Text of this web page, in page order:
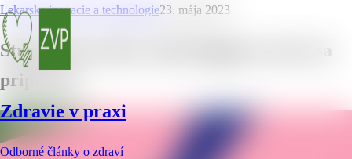
Zdravie v praxi
Odborné články o zdraví
Lekarske inovacie a technologie23. mája 2023
Strojček na srdce: Ako funguje a na čo sa
pripraviť